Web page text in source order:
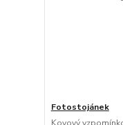
Fotostojánek